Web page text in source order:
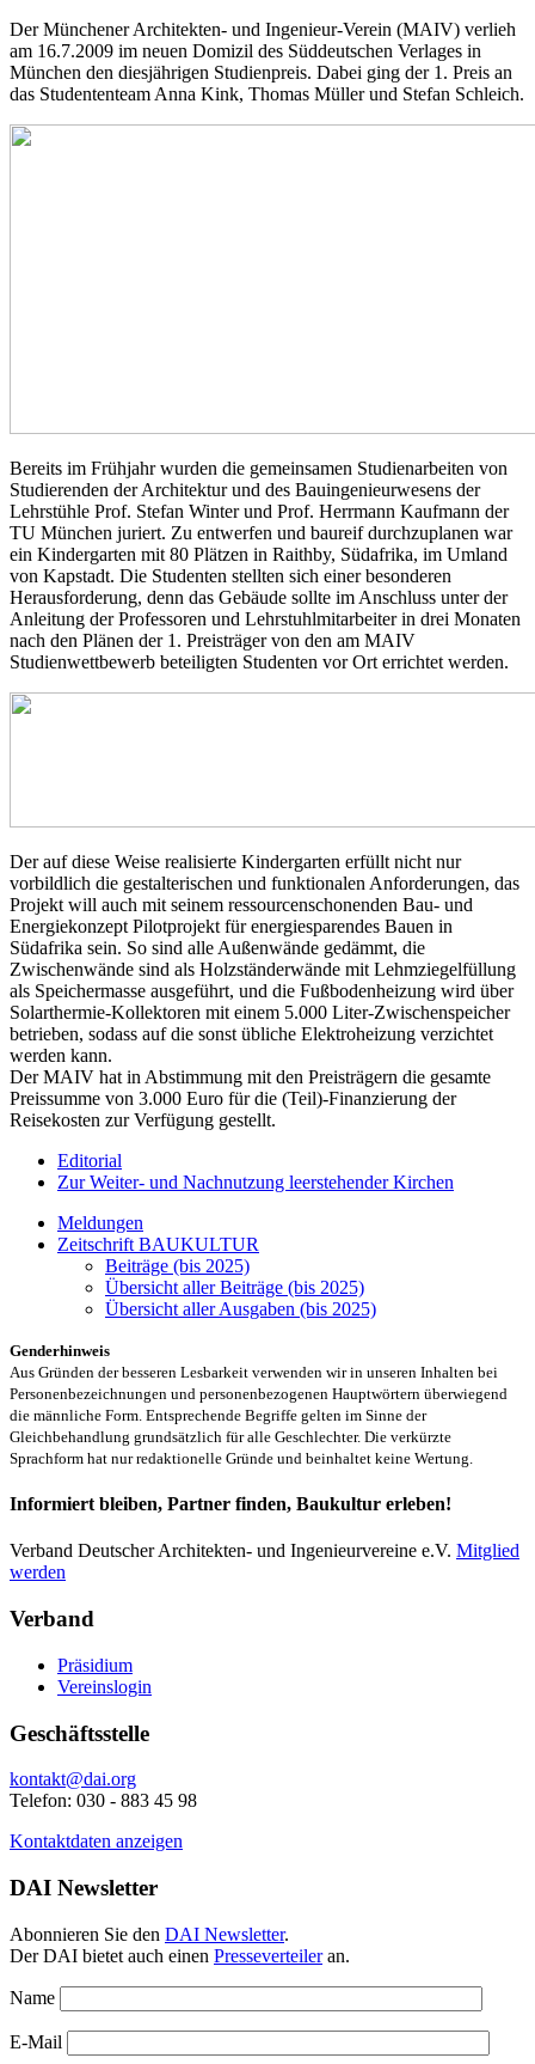
Der Münchener Architekten- und Ingenieur-Verein (MAIV) verlieh
am 16.7.2009 im neuen Domizil des Süddeutschen Verlages in
München den diesjährigen Studienpreis. Dabei ging der 1. Preis an
das Studententeam Anna Kink, Thomas Müller und Stefan Schleich.
Bereits im Frühjahr wurden die gemeinsamen Studienarbeiten von
Studierenden der Architektur und des Bauingenieurwesens der
Lehrstühle Prof. Stefan Winter und Prof. Herrmann Kaufmann der
TU München juriert. Zu entwerfen und baureif durchzuplanen war
ein Kindergarten mit 80 Plätzen in Raithby, Südafrika, im Umland
von Kapstadt. Die Studenten stellten sich einer besonderen
Herausforderung, denn das Gebäude sollte im Anschluss unter der
Anleitung der Professoren und Lehrstuhlmitarbeiter in drei Monaten
nach den Plänen der 1. Preisträger von den am MAIV
Studienwettbewerb beteiligten Studenten vor Ort errichtet werden.
Der auf diese Weise realisierte Kindergarten erfüllt nicht nur
vorbildlich die gestalterischen und funktionalen Anforderungen, das
Projekt will auch mit seinem ressourcenschonenden Bau- und
Energiekonzept Pilotprojekt für energiesparendes Bauen in
Südafrika sein. So sind alle Außenwände gedämmt, die
Zwischenwände sind als Holzständerwände mit Lehmziegelfüllung
als Speichermasse ausgeführt, und die Fußbodenheizung wird über
Solarthermie-Kollektoren mit einem 5.000 Liter-Zwischenspeicher
betrieben, sodass auf die sonst übliche Elektroheizung verzichtet
werden kann.
Der MAIV hat in Abstimmung mit den Preisträgern die gesamte
Preissumme von 3.000 Euro für die (Teil)-Finanzierung der
Reisekosten zur Verfügung gestellt.
Editorial
Zur Weiter- und Nachnutzung leerstehender Kirchen
Meldungen
Zeitschrift BAUKULTUR
Beiträge (bis 2025)
Übersicht aller Beiträge (bis 2025)
Übersicht aller Ausgaben (bis 2025)
Genderhinweis
Aus Gründen der besseren Lesbarkeit verwenden wir in unseren Inhalten bei
Personenbezeichnungen und personenbezogenen Hauptwörtern überwiegend
die männliche Form. Entsprechende Begriffe gelten im Sinne der
Gleichbehandlung grundsätzlich für alle Geschlechter. Die verkürzte
Sprachform hat nur redaktionelle Gründe und beinhaltet keine Wertung.
Informiert bleiben, Partner finden, Baukultur erleben!
Verband Deutscher Architekten- und Ingenieurvereine e.V. Mitglied
werden
Verband
Präsidium
Vereinslogin
Geschäftsstelle
kontakt@dai.org
Telefon: 030 - 883 45 98
Kontaktdaten anzeigen
DAI Newsletter
Abonnieren Sie den DAI Newsletter.
Der DAI bietet auch einen Presseverteileran.
Name
E-Mail